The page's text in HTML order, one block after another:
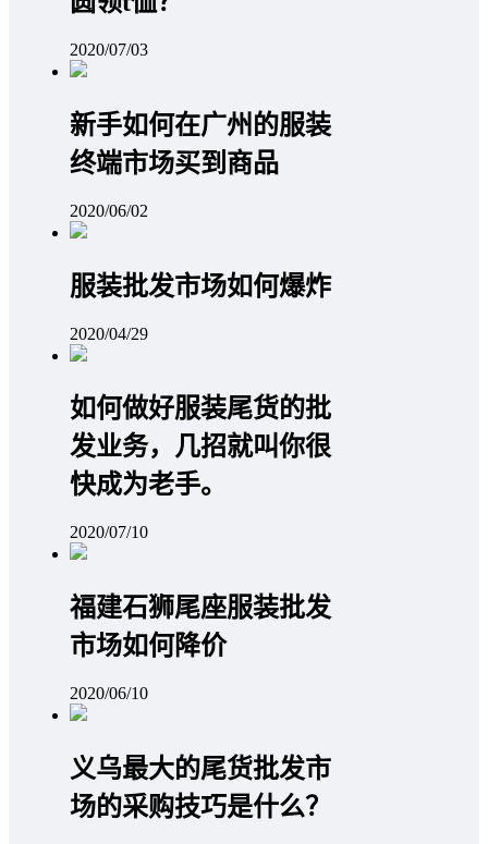
2020/07/03
新手如何在广州的服装
终端市场买到商品
2020/06/02
服装批发市场如何爆炸
2020/04/29
如何做好服装尾货的批
发业务，几招就叫你很
快成为老手。
2020/07/10
福建石狮尾座服装批发
市场如何降价
2020/06/10
义乌最大的尾货批发市
场的采购技巧是什么？